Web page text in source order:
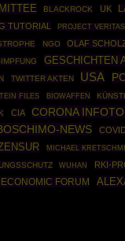
BLACKROCK UK
TUTORIAL PROJECT VERITAS
NGO OLAF
GESCHICHTEN
TWITTER AKTEN USA
FILES BIOWAFFEN
CIA CORONA
NEWS
MICHAEL
WUHAN RKI-
FORUM